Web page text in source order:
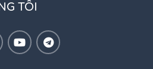
TÔI